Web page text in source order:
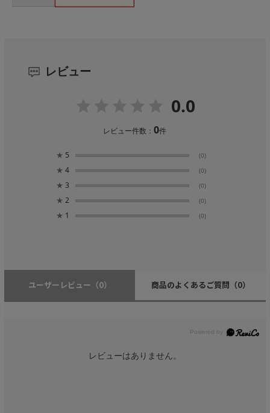
レビュー
0.0
レビュー件数：0件
★ 5 (0)
★ 4 (0)
★ 3 (0)
★ 2 (0)
★ 1 (0)
ユーザーレビュー （0） 商品のよくあるご質問 （0）
レビューはありません。